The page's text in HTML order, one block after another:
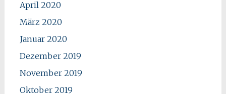
April 2020
März 2020
Januar 2020
Dezember 2019
November 2019
Oktober 2019